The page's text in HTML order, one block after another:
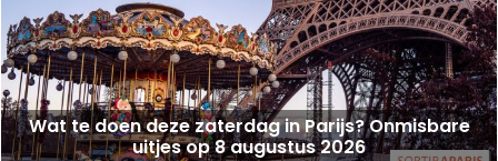
Wat te doen deze zaterdag in Parijs? Onmisbare
uitjes op 8 augustus 2026